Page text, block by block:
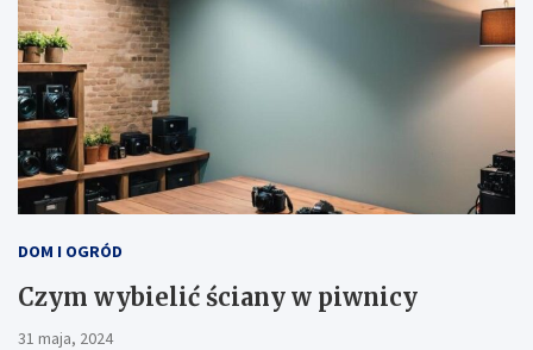
DOM I OGRÓD
Czym wybielić ściany w piwnicy
31 maja, 2024